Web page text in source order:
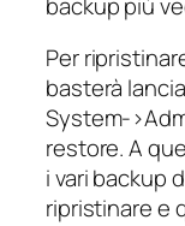
Per
basterà
System-
restore. A
i vari backup
ripristinare e